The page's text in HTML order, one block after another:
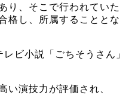
り、そこで行われていた
格し、所属することとな
ビ小説「ごちそうさん」
い演技力が評価され、